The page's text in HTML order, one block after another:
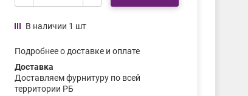
В наличии 1 шт
Подробнее о доставке и оплате
Доставка
Доставляем фурнитуру по всей
территории РБ